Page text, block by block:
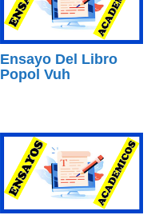
Ensayo Del Libro
Popol Vuh